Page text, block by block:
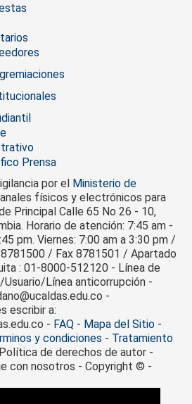
Prensa
por el Ministerio de
físicos y electrónicos para
Principal Calle 65 No 26 - 10,
Horario de atención: 7:45 am -
pm. Viernes: 7:00 am a 3:30 pm /
/ Fax 8781501 / Apartado
: 01-8000-512120 - Línea de
Usuario/Línea anticorrupción -
-
escribir a:
- FAQ - Mapa del Sitio -
y condiciones - Tratamiento
de derechos de autor -
con nosotros - Copyright © -